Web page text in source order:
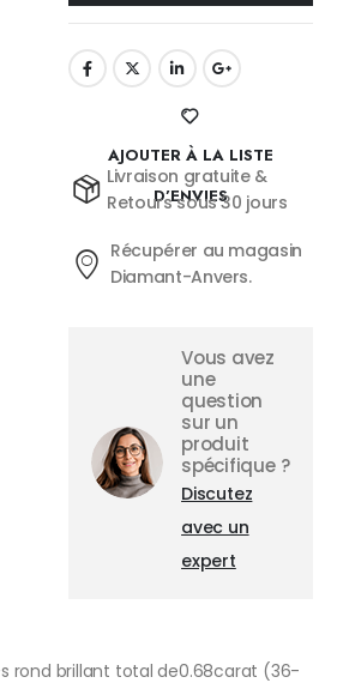
AJOUTER À LA LISTE
D’ENVIES
Livraison gratuite &
Retours sous 30 jours
Récupérer au magasin
Diamant-Anvers.
Vous avez
une
question
sur un
produit
spécifique ?
Discutez
avec un
expert
rond brillant total de0.68carat (36-